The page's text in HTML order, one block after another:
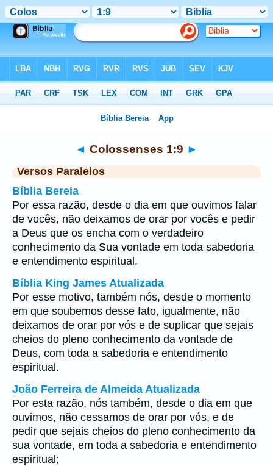
◄ Colossenses 1:9 ►
Versos Paralelos
Bíblia Bereia
Por essa razão, desde o dia em que ouvimos falar
de vocês, não deixamos de orar por vocês e pedir
a Deus que os encha com o verdadeiro
conhecimento da Sua vontade em toda sabedoria
e entendimento espiritual.
Bíblia King James Atualizada
Por esse motivo, também nós, desde o momento
em que soubemos desse fato, igualmente, não
deixamos de orar por vós e de suplicar que sejais
cheios do pleno conhecimento da vontade de
Deus, com toda a sabedoria e entendimento
espiritual.
João Ferreira de Almeida Atualizada
Por esta razão, nós também, desde o dia em que
ouvimos, não cessamos de orar por vós, e de
pedir que sejais cheios do pleno conhecimento da
sua vontade, em toda a sabedoria e entendimento
espiritual;